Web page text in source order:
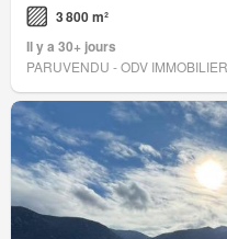
3 800 m²
Il y a 30+ jours
PARUVENDU - ODV IMMOBILIER